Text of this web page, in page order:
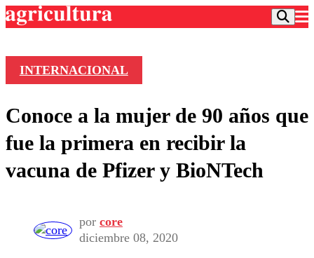
Frecuencias
Agricultura TV
Deportes
Colo Colo
Seleccion Chilena
Entretención
Economía
Publicaciones en medios
Opinión
INTERNACIONAL
Conoce a la mujer de 90 años que
fue la primera en recibir la
vacuna de Pfizer y BioNTech
por core
diciembre 08, 2020